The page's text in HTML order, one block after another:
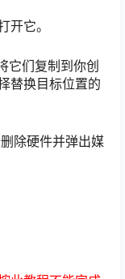
开它。
它们复制到你创
替换目标位置的
除硬件并弹出媒